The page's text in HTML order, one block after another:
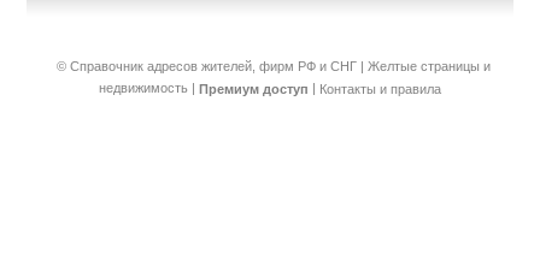
© Справочник адресов жителей, фирм РФ и СНГ | Желтые страницы и
недвижимость | Премиум доступ | Контакты и правила